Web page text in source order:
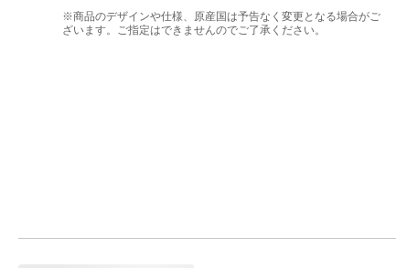
※商品のデザインや仕様、原産国は予告なく変更となる場合がご
ざいます。ご指定はできませんのでご了承ください。